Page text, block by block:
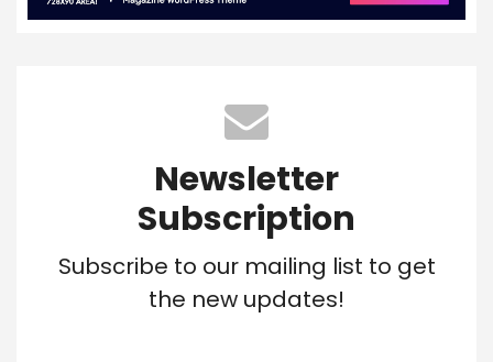
Newsletter
Subscription
Subscribe to our mailing list to get
the new updates!